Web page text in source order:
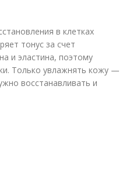
в клетках
тонус за счет
и эластина, поэтому
Только увлажнять кожу —
восстанавливать и